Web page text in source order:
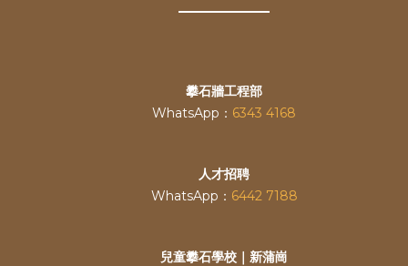
攀石牆工程部
WhatsApp： 6343 4168
人才招聘
WhatsApp： 6442 7188
兒童攀石學校｜新蒲崗